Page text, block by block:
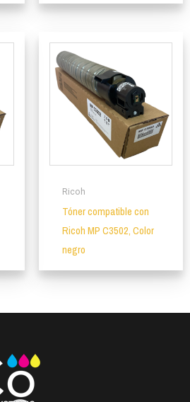
Ricoh
Tóner compatible con
Ricoh MP C3502, Color
negro